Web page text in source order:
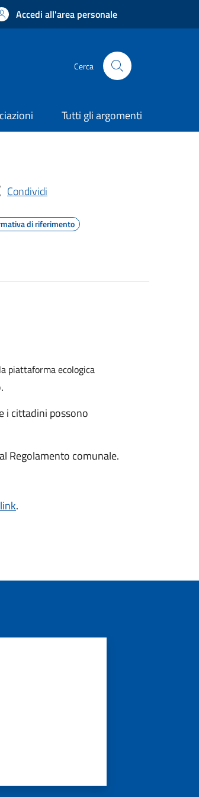
Accedi all'area personale
Cerca
Tutti gli argomenti
Condividi
di riferimento
i cittadini possono
Regolamento comunale.
link.